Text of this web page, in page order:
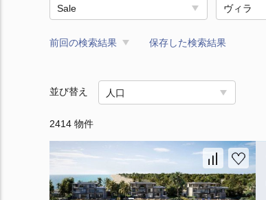
Sale ヴィラ
前回の検索結果 保存した検索結果
並び替え 人口
2414 物件